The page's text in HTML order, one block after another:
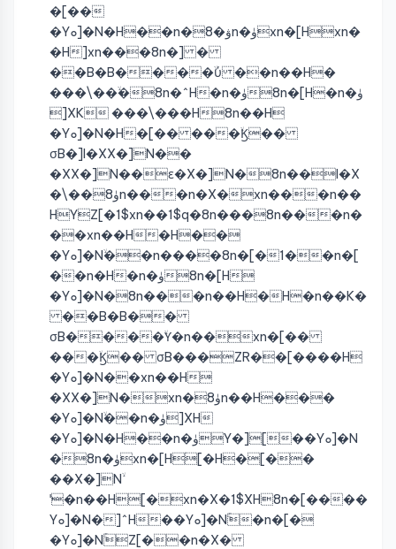
�[��
�Yܘ]�N�H��n�ۋ�8n�ۈxn�[Hxn�
�H]xn���8n�] �
��B�B����ۙύ ��n��H�
���\��ۙ�8n�^H�n�ۈ8n�[H�n�ۈ
]XK ���\���H8n��H
�Yܘ]�N�H�[�� ���ۙϏ��
σB�]I�XX�]N��
�XX�]N��ɛ�X�]N�8n��I�X
�\��ۈ8n���n�X�xn���n��
HYZ[�1$xn��1$q�8n���8n���n�
��xn��H�H��
�Yܘ]�Nۙ��n����8n�[�1��n�[
��n�H�n�ۈ8n�[H
�Yܘ]�N�8n���n��H�H�n��K�
��B�B��
σB����ۙϒ�n��xn�[��
���ۙϏ�� σB���ZR��[����H
�Yܘ]�N��xn��H
�XX�]N�xn�ۈ8n��H���
�Yܘ]�Nۙ��n�ۈ]XH
�Yܘ]�N�H��n�ۈY�][��Yܘ]�N
�8n�ۈxn�[Hۛ[�H�[��
��X�]Nۙ
ˈ�n��H[�xn�X�1$XH8n�[����
Yܘ]�N�]^H��Yܘ]�Nۚ�n�[�
�Yܘ]�NۚZ[��n�X�